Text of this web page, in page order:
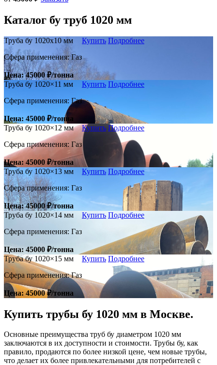
Каталог бу труб 1020 мм
Труба бу 1020х10 мм
Сфера применения: Газ
Цена: 45000 ₽/тонна
Купить Подробнее
Труба бу 1020×11 мм
Сфера применения: Газ
Цена: 45000 ₽/тонна
Купить Подробнее
Труба бу 1020×12 мм
Сфера применения: Газ
Цена: 45000 ₽/тонна
Купить Подробнее
Труба бу 1020×13 мм
Сфера применения: Газ
Цена: 45000 ₽/тонна
Купить Подробнее
Труба бу 1020×14 мм
Сфера применения: Газ
Цена: 45000 ₽/тонна
Купить Подробнее
Труба бу 1020×15 мм
Сфера применения: Газ
Цена: 45000 ₽/тонна
Купить Подробнее
Купить трубы бу 1020 мм в Москве.
Основные преимущества труб бу диаметром 1020 мм
заключаются в их доступности и стоимости. Трубы бу, как
правило, продаются по более низкой цене, чем новые трубы,
что делает их более привлекательными для потребителей с